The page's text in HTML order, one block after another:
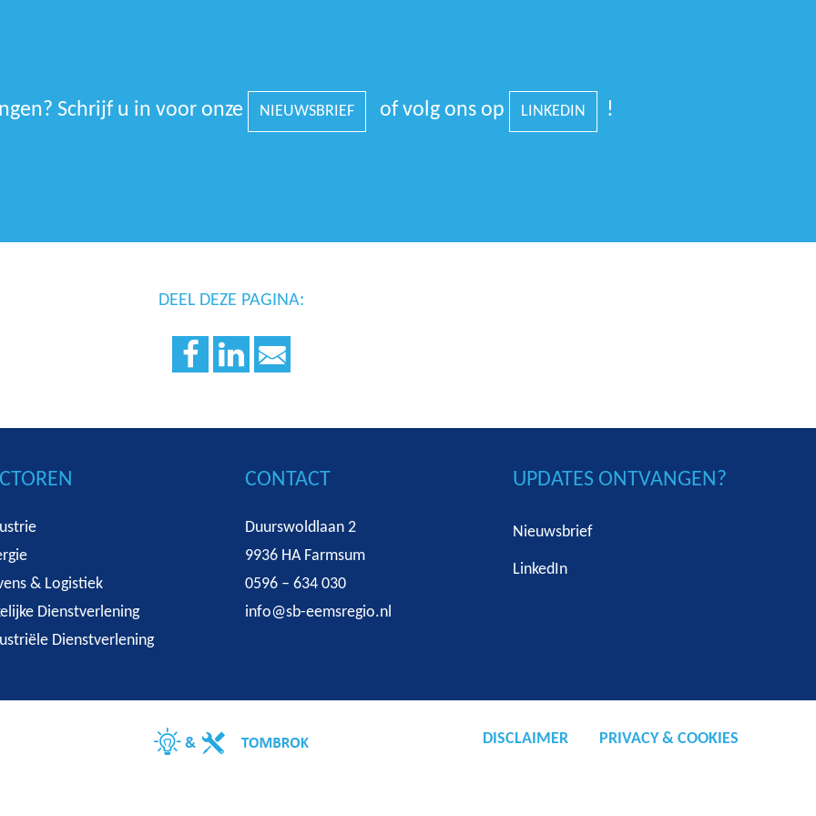
Schrijf u in voor onze NIEUWSBRIEF of volg ons op LINKEDIN !
DEEL DEZE PAGINA:
& Logistiek
Dienstverlening
Dienstverlening
CONTACT
Duurswoldlaan 2
9936 HA Farmsum
0596 – 634 030
info@sb-eemsregio.nl
UPDATES ONTVANGEN?
Nieuwsbrief
LinkedIn
DISCLAIMER PRIVACY & COOKIES